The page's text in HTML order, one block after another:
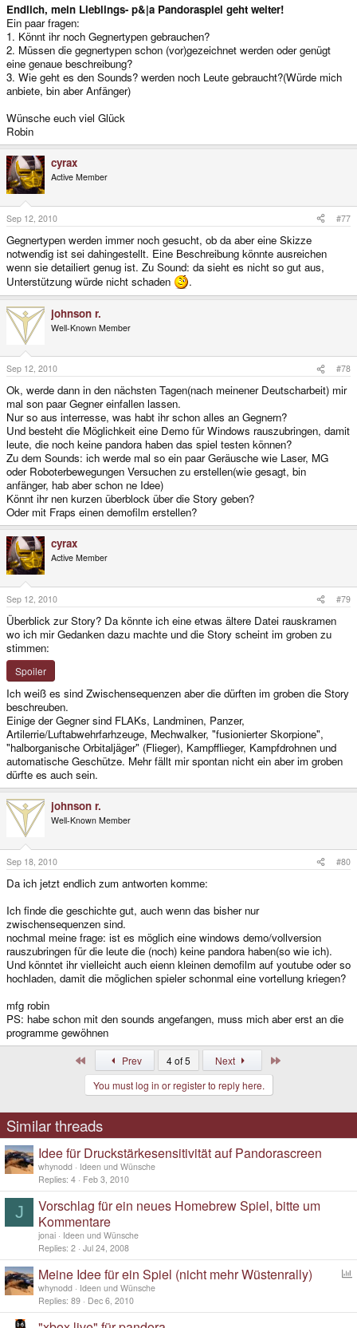
Endlich, mein Lieblings- p&|a Pandoraspiel geht weiter!
Ein paar fragen:
1. Könnt ihr noch Gegnertypen gebrauchen?
2. Müssen die gegnertypen schon (vor)gezeichnet werden oder genügt
eine genaue beschreibung?
3. Wie geht es den Sounds? werden noch Leute gebraucht?(Würde mich
anbiete, bin aber Anfänger)
Wünsche euch viel Glück
Robin
cyrax
Active Member
Sep 12, 2010 #77
Gegnertypen werden immer noch gesucht, ob da aber eine Skizze
notwendig ist sei dahingestellt. Eine Beschreibung könnte ausreichen
wenn sie detailiert genug ist. Zu Sound: da sieht es nicht so gut aus,
Unterstützung würde nicht schaden
.
johnson r.
Well-Known Member
Sep 12, 2010 #78
Ok, werde dann in den nächsten Tagen(nach meinener Deutscharbeit) mir
mal son paar Gegner einfallen lassen.
Nur so aus interresse, was habt ihr schon alles an Gegnern?
Und besteht die Möglichkeit eine Demo für Windows rauszubringen, damit
leute, die noch keine pandora haben das spiel testen können?
Zu dem Sounds: ich werde mal so ein paar Geräusche wie Laser, MG
oder Roboterbewegungen Versuchen zu erstellen(wie gesagt, bin
anfänger, hab aber schon ne Idee)
Könnt ihr nen kurzen überblock über die Story geben?
Oder mit Fraps einen demofilm erstellen?
cyrax
Active Member
Sep 12, 2010 #79
Überblick zur Story? Da könnte ich eine etwas ältere Datei rauskramen
wo ich mir Gedanken dazu machte und die Story scheint im groben zu
stimmen:
Spoiler
Ich weiß es sind Zwischensequenzen aber die dürften im groben die Story
beschreuben.
Einige der Gegner sind FLAKs, Landminen, Panzer,
Artilerrie/Luftabwehrfarhzeuge, Mechwalker, "fusionierter Skorpione",
"halborganische Orbitaljäger" (Flieger), Kampfflieger, Kampfdrohnen und
automatische Geschütze. Mehr fällt mir spontan nicht ein aber im groben
dürfte es auch sein.
johnson r.
Well-Known Member
Sep 18, 2010 #80
Da ich jetzt endlich zum antworten komme:
Ich finde die geschichte gut, auch wenn das bisher nur
zwischensequenzen sind.
nochmal meine frage: ist es möglich eine windows demo/vollversion
rauszubringen für die leute die (noch) keine pandora haben(so wie ich).
Und könntet ihr vielleicht auch eienn kleinen demofilm auf youtube oder so
hochladen, damit die möglichen spieler schonmal eine vortellung kriegen?
mfg robin
PS: habe schon mit den sounds angefangen, muss mich aber erst an die
programme gewöhnen
Prev 4 of 5 Next
You must log in or register to reply here.
Similar threads
Idee für Druckstärkesensitivität auf Pandorascreen
whynodd
Ideen und Wünsche
Replies 4 Feb 3, 2010
J
Vorschlag für ein neues Homebrew Spiel, bitte um
Kommentare
jonai
Ideen und Wünsche
Replies 2 Jul 24, 2008
l
Meine Idee für ein Spiel (nicht mehr Wüstenrally)
whynodd
Ideen und Wünsche
Replies 89 Dec 6, 2010